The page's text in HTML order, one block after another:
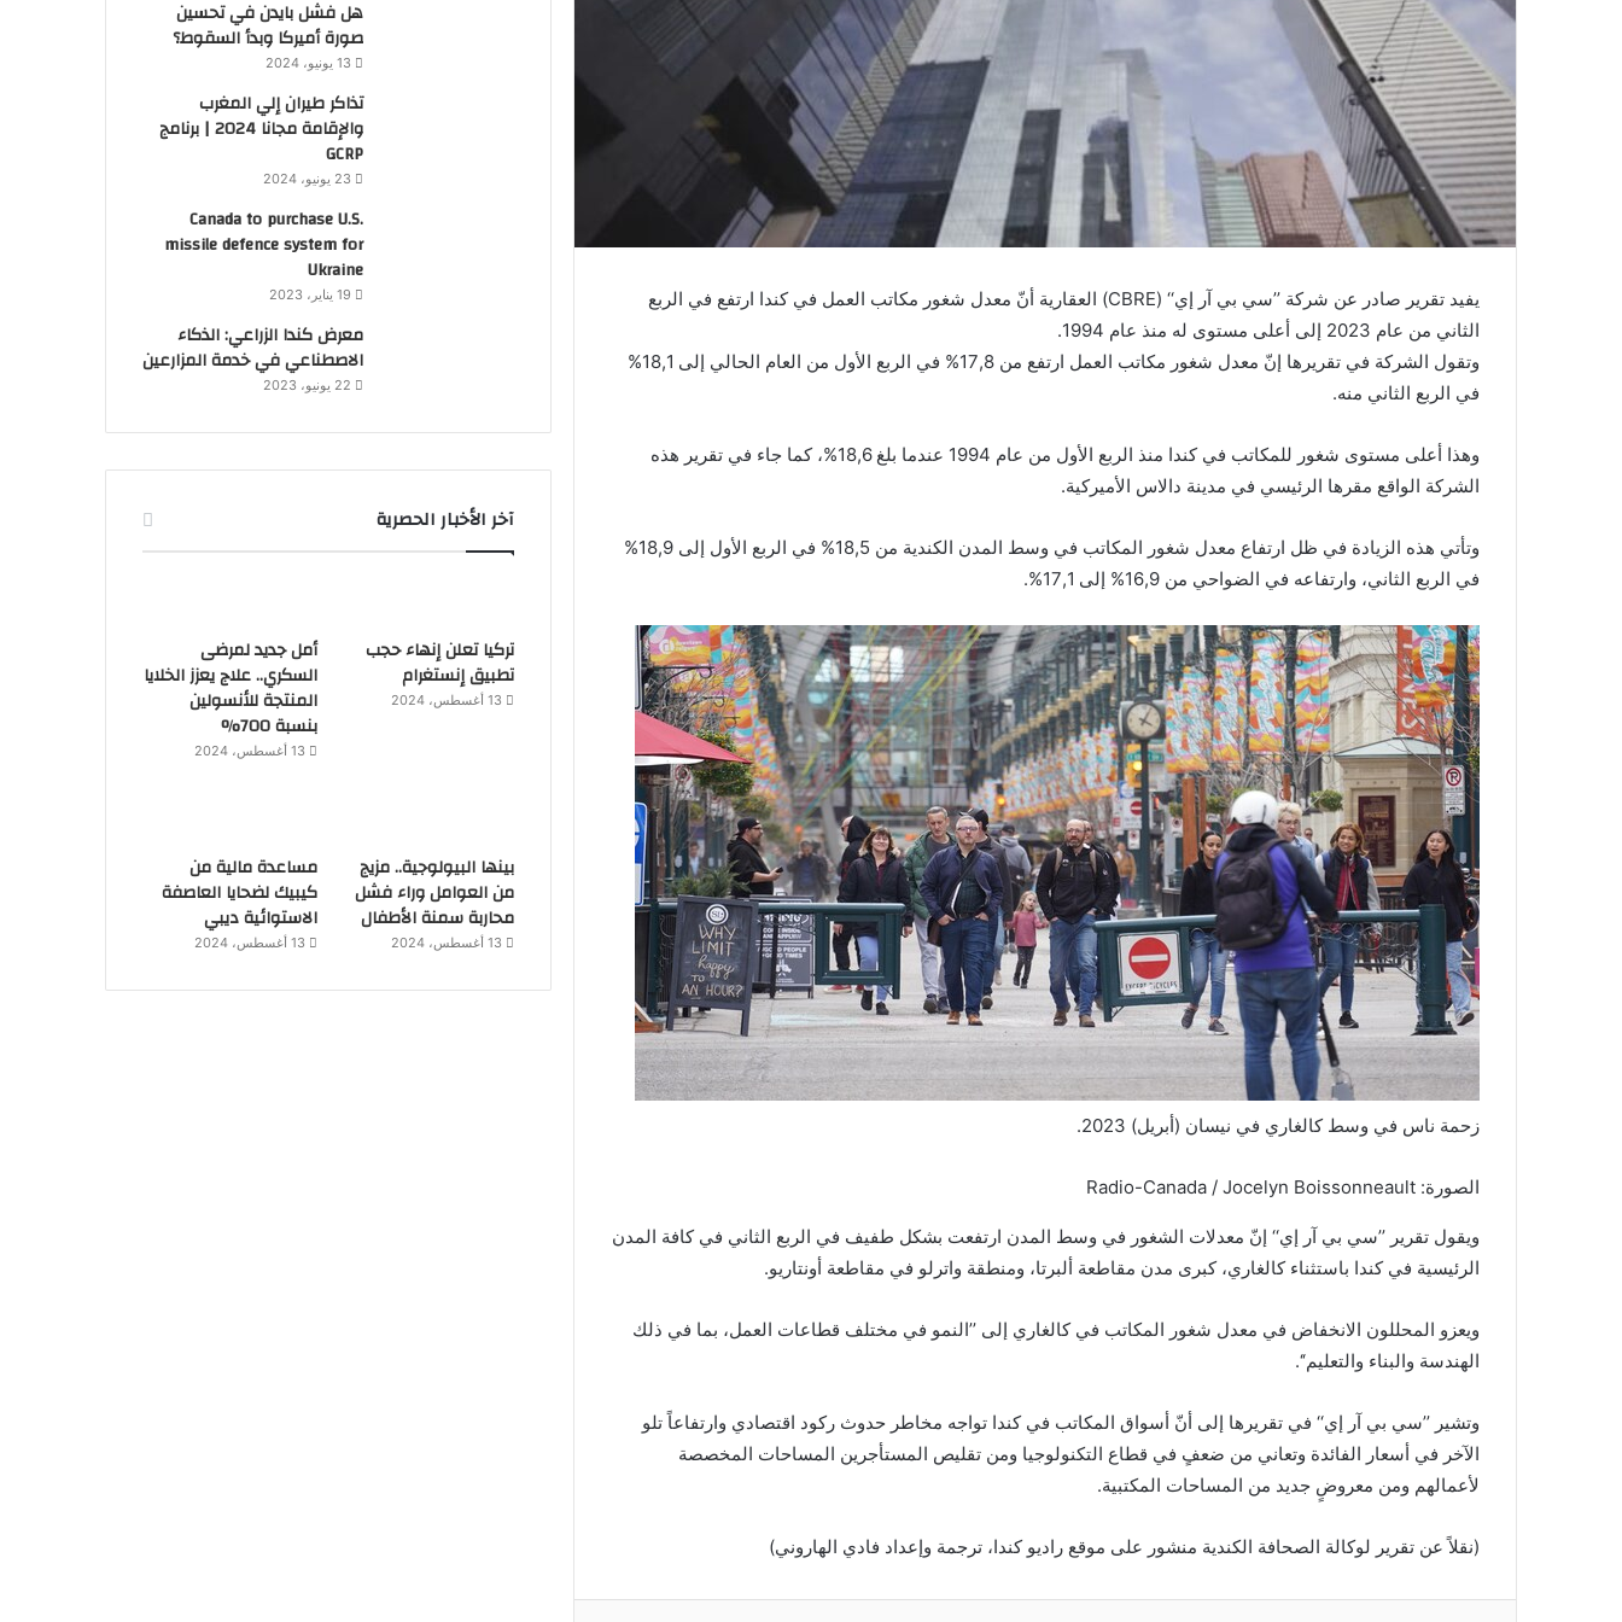
يفيد تقرير صادر عن شركة ’’سي بي آر إي‘‘ (CBRE) العقارية أنّ معدل شغور مكاتب العمل في كندا ارتفع في الربع
الثاني من عام 2023 إلى أعلى مستوى له منذ عام 1994.
وتقول الشركة في تقريرها إنّ معدل شغور مكاتب العمل ارتفع من 17,8% في الربع الأول من العام الحالي إلى 18,1%
في الربع الثاني منه.
وهذا أعلى مستوى شغور للمكاتب في كندا منذ الربع الأول من عام 1994 عندما بلغ 18,6%، كما جاء في تقرير هذه
الشركة الواقع مقرها الرئيسي في مدينة دالاس الأميركية.
وتأتي هذه الزيادة في ظل ارتفاع معدل شغور المكاتب في وسط المدن الكندية من 18,5% في الربع الأول إلى 18,9%
في الربع الثاني، وارتفاعه في الضواحي من 16,9% إلى 17,1%.
زحمة ناس في وسط كالغاري في نيسان (أبريل) 2023.
الصورة: Radio-Canada / Jocelyn Boissonneault
ويقول تقرير ’’سي بي آر إي‘‘ إنّ معدلات الشغور في وسط المدن ارتفعت بشكل طفيف في الربع الثاني في كافة المدن
الرئيسية في كندا باستثناء كالغاري، كبرى مدن مقاطعة ألبرتا، ومنطقة واترلو في مقاطعة أونتاريو.
ويعزو المحللون الانخفاض في معدل شغور المكاتب في كالغاري إلى ’’النمو في مختلف قطاعات العمل، بما في ذلك
الهندسة والبناء والتعليم‘‘.
وتشير ’’سي بي آر إي‘‘ في تقريرها إلى أنّ أسواق المكاتب في كندا تواجه مخاطر حدوث ركود اقتصادي وارتفاعاً تلو
الآخر في أسعار الفائدة وتعاني من ضعفٍ في قطاع التكنولوجيا ومن تقليص المستأجرين المساحات المخصصة
لأعمالهم ومن معروضٍ جديد من المساحات المكتبية.
(نقلاً عن تقرير لوكالة الصحافة الكندية منشور على موقع راديو كندا، ترجمة وإعداد فادي الهاروني)
هل فشل بايدن في تحسين
صورة أميركا وبدأ السقوط؟
13 يونيو، 2024
تذاكر طيران إلي المغرب
والإقامة مجانا 2024 | برنامج
GCRP
23 يونيو، 2024
Canada to purchase U.S.
missile defence system for
Ukraine
19 يناير، 2023
معرض كندا الزراعي: الذكاء
الاصطناعي في خدمة المزارعين
22 يونيو، 2023
آخر الأخبار الحصرية
تركيا تعلن إنهاء حجب
تطبيق إنستغرام
13 أغسطس، 2024
أمل جديد لمرضى
السكري.. علاج يعزز الخلايا
المنتجة للأنسولين
بنسبة 700%
13 أغسطس، 2024
بينها البيولوجية.. مزيج
من العوامل وراء فشل
محاربة سمنة الأطفال
13 أغسطس، 2024
مساعدة مالية من
كيبيك لضحايا العاصفة
الاستوائية ديبي
13 أغسطس، 2024